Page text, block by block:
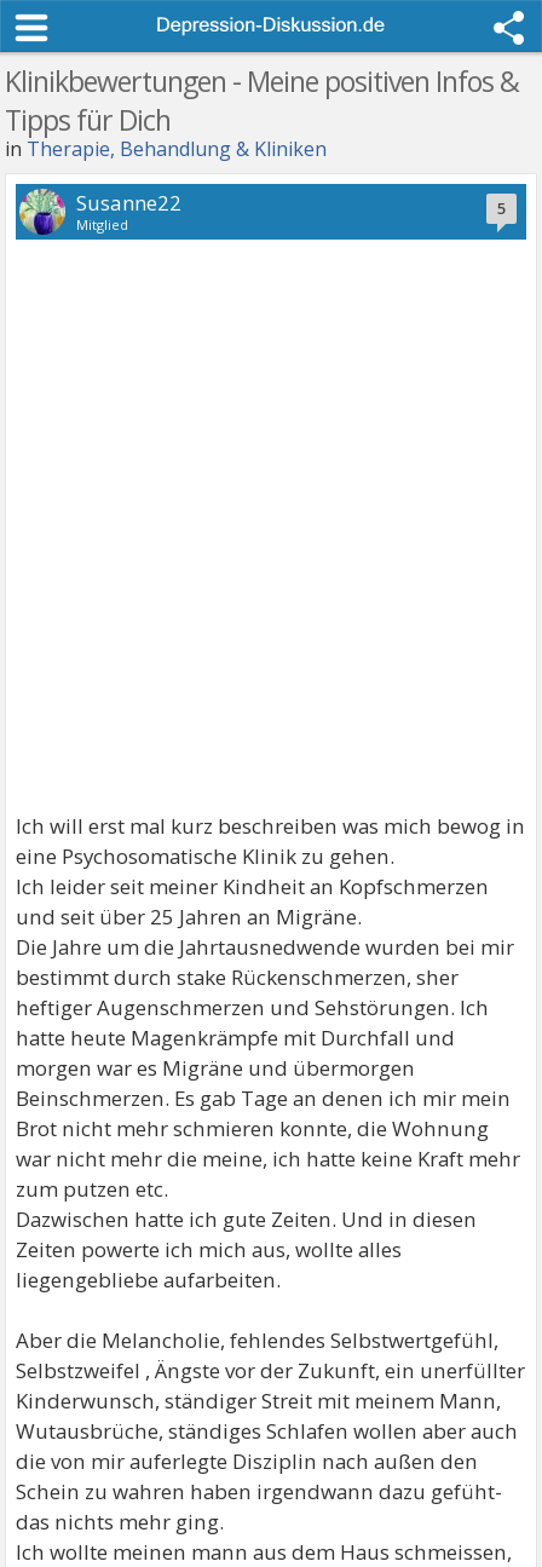
Klinikbewertungen - Meine positiven Infos &
Tipps für Dich
in Therapie, Behandlung & Kliniken
5
Susanne22
Mitglied
Ich will erst mal kurz beschreiben was mich bewog in
eine Psychosomatische Klinik zu gehen.
Ich leider seit meiner Kindheit an Kopfschmerzen
und seit über 25 Jahren an Migräne.
Die Jahre um die Jahrtausnedwende wurden bei mir
bestimmt durch stake Rückenschmerzen, sher
heftiger Augenschmerzen und Sehstörungen. Ich
hatte heute Magenkrämpfe mit Durchfall und
morgen war es Migräne und übermorgen
Beinschmerzen. Es gab Tage an denen ich mir mein
Brot nicht mehr schmieren konnte, die Wohnung
war nicht mehr die meine, ich hatte keine Kraft mehr
zum putzen etc.
Dazwischen hatte ich gute Zeiten. Und in diesen
Zeiten powerte ich mich aus, wollte alles
liegengebliebe aufarbeiten.
Aber die Melancholie, fehlendes Selbstwertgefühl,
Selbstzweifel , Ängste vor der Zukunft, ein unerfüllter
Kinderwunsch, ständiger Streit mit meinem Mann,
Wutausbrüche, ständiges Schlafen wollen aber auch
die von mir auferlegte Disziplin nach außen den
Schein zu wahren haben irgendwann dazu gefüht-
das nichts mehr ging.
Ich wollte meinen mann aus dem Haus schmeissen,